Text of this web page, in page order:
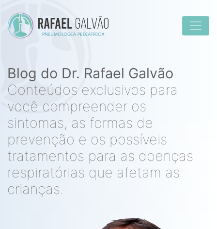
Blog do Dr. Rafael Galvão
Conteúdos exclusivos para
você compreender os
sintomas, as formas de
prevenção e os possíveis
tratamentos para as doenças
respiratórias que afetam as
crianças.